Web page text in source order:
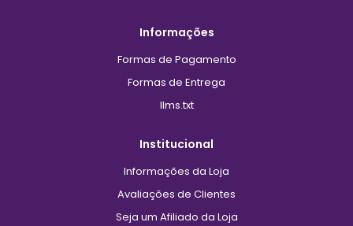
Informações
Formas de Pagamento
Formas de Entrega
llms.txt
Institucional
Informações da Loja
Avaliações de Clientes
Seja um Afiliado da Loja